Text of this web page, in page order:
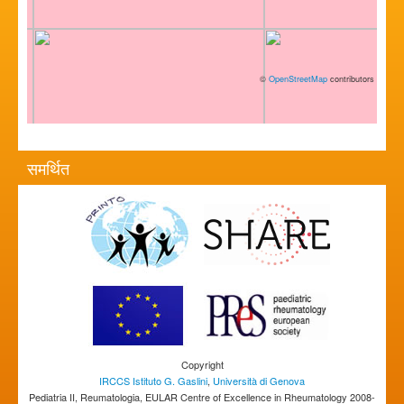
© OpenStreetMap contributors
समर्थित
Copyright
IRCCS Istituto G. Gaslini, Università di Genova
Pediatria II, Reumatologia, EULAR Centre of Excellence in Rheumatology 2008-